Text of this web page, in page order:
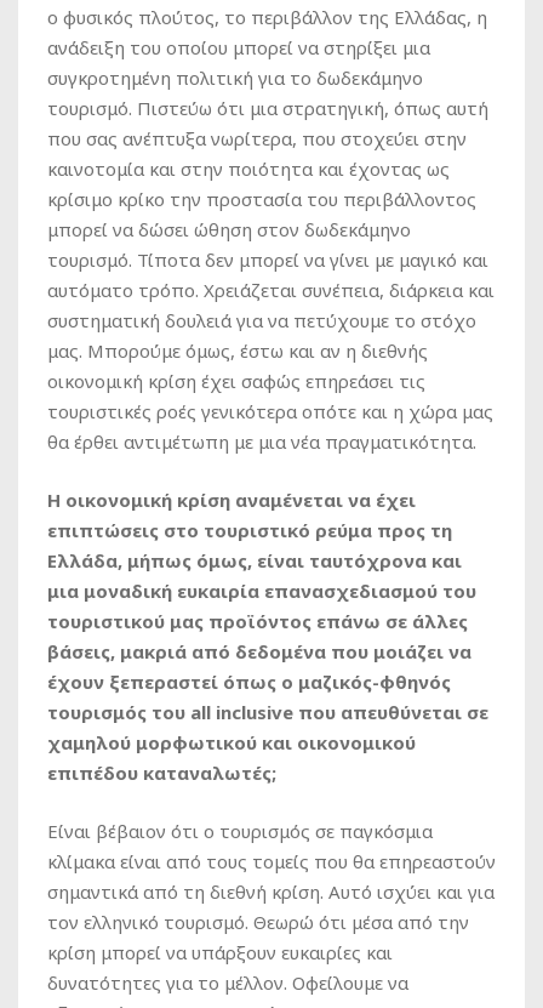
ο φυσικός πλούτος, το περιβάλλον της Ελλάδας, η
ανάδειξη του οποίου μπορεί να στηρίξει μια
συγκροτημένη πολιτική για το δωδεκάμηνο
τουρισμό. Πιστεύω ότι μια στρατηγική, όπως αυτή
που σας ανέπτυξα νωρίτερα, που στοχεύει στην
καινοτομία και στην ποιότητα και έχοντας ως
κρίσιμο κρίκο την προστασία του περιβάλλοντος
μπορεί να δώσει ώθηση στον δωδεκάμηνο
τουρισμό. Τίποτα δεν μπορεί να γίνει με μαγικό και
αυτόματο τρόπο. Χρειάζεται συνέπεια, διάρκεια και
συστηματική δουλειά για να πετύχουμε το στόχο
μας. Μπορούμε όμως, έστω και αν η διεθνής
οικονομική κρίση έχει σαφώς επηρεάσει τις
τουριστικές ροές γενικότερα οπότε και η χώρα μας
θα έρθει αντιμέτωπη με μια νέα πραγματικότητα.
Η οικονομική κρίση αναμένεται να έχει
επιπτώσεις στο τουριστικό ρεύμα προς τη
Ελλάδα, μήπως όμως, είναι ταυτόχρονα και
μια μοναδική ευκαιρία επανασχεδιασμού του
τουριστικού μας προϊόντος επάνω σε άλλες
βάσεις, μακριά από δεδομένα που μοιάζει να
έχουν ξεπεραστεί όπως ο μαζικός-φθηνός
τουρισμός του all inclusive που απευθύνεται σε
χαμηλού μορφωτικού και οικονομικού
επιπέδου καταναλωτές;
Είναι βέβαιον ότι ο τουρισμός σε παγκόσμια
κλίμακα είναι από τους τομείς που θα επηρεαστούν
σημαντικά από τη διεθνή κρίση. Αυτό ισχύει και για
τον ελληνικό τουρισμό. Θεωρώ ότι μέσα από την
κρίση μπορεί να υπάρξουν ευκαιρίες και
δυνατότητες για το μέλλον. Οφείλουμε να